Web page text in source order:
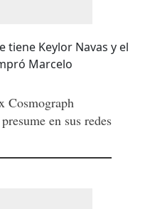
Cosmograph
en sus redes